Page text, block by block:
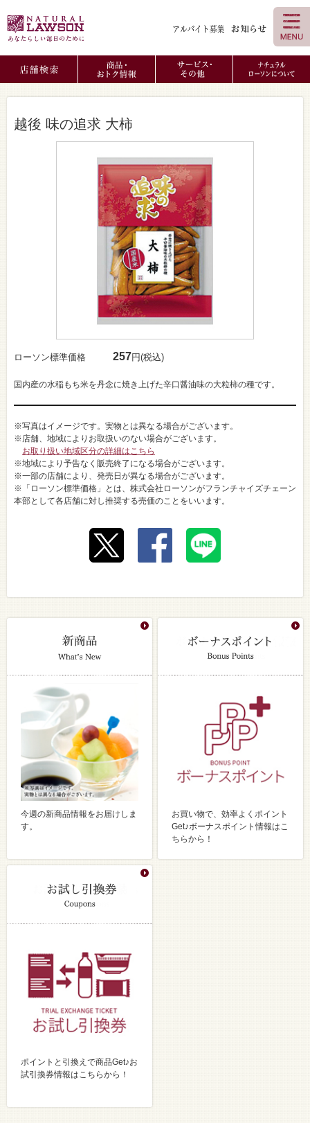
越後 味の追求 大柿
ローソン標準価格 257円(税込)
国内産の水稲もち米を丹念に焼き上げた辛口醤油味の大粒柿の種です。
※写真はイメージです。実物とは異なる場合がございます。
※店舗、地域によりお取扱いのない場合がございます。
お取り扱い地域区分の詳細はこちら
※地域により予告なく販売終了になる場合がございます。
※一部の店舗により、発売日が異なる場合がございます。
※「ローソン標準価格」とは、株式会社ローソンがフランチャイズチェーン
本部として各店舗に対し推奨する売価のことをいいます。
今週の新商品情報をお届けしま
す。
お買い物で、効率よくポイント
Get♪ボーナスポイント情報はこ
ちらから！
ポイントと引換えで商品Get♪お
試引換券情報はこちらから！